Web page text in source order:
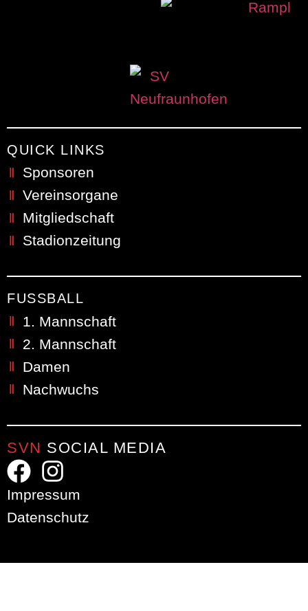
QUICK LINKS
Sponsoren
Vereinsorgane
Mitgliedschaft
Stadionzeitung
FUSSBALL
1. Mannschaft
2. Mannschaft
Damen
Nachwuchs
SVN SOCIAL MEDIA
Impressum
Datenschutz